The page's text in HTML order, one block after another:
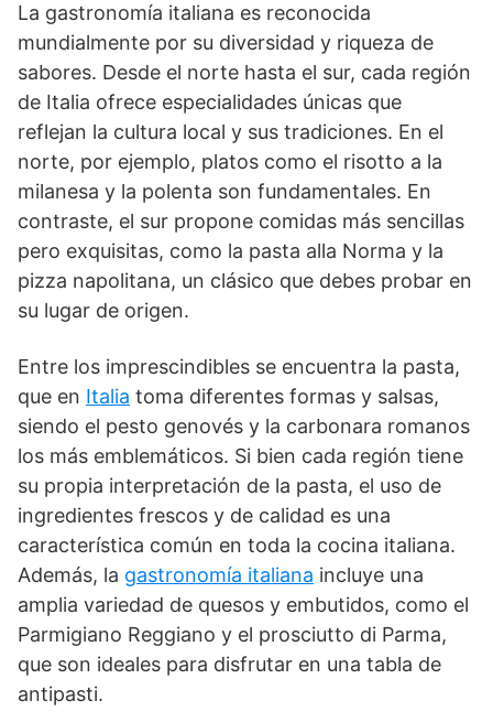
La gastronomía italiana es reconocida
mundialmente por su diversidad y riqueza de
sabores. Desde el norte hasta el sur, cada región
de Italia ofrece especialidades únicas que
reflejan la cultura local y sus tradiciones. En el
norte, por ejemplo, platos como el risotto a la
milanesa y la polenta son fundamentales. En
contraste, el sur propone comidas más sencillas
pero exquisitas, como la pasta alla Norma y la
pizza napolitana, un clásico que debes probar en
su lugar de origen.
Entre los imprescindibles se encuentra la pasta,
que en Italia toma diferentes formas y salsas,
siendo el pesto genovés y la carbonara romanos
los más emblemáticos. Si bien cada región tiene
su propia interpretación de la pasta, el uso de
ingredientes frescos y de calidad es una
característica común en toda la cocina italiana.
Además, la gastronomía italiana incluye una
amplia variedad de quesos y embutidos, como el
Parmigiano Reggiano y el prosciutto di Parma,
que son ideales para disfrutar en una tabla de
antipasti.